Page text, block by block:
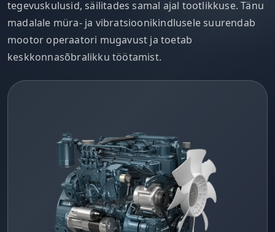
tegevuskulusid, säilitades samal ajal tootlikkuse. Tänu
madalale müra- ja vibratsioonikindlusele suurendab
mootor operaatori mugavust ja toetab
keskkonnasõbralikku töötamist.